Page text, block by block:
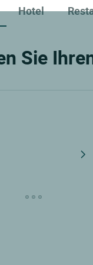
Hotel
Sie